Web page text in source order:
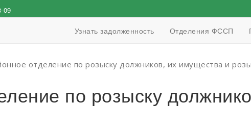
09
Узнать задолженность Отделения ФССП
отделение по розыску должников, их имущества и
по розыску